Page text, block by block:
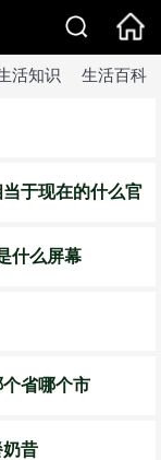
活知识 生活百科
于现在的什么官
什么屏幕
省哪个市
昔